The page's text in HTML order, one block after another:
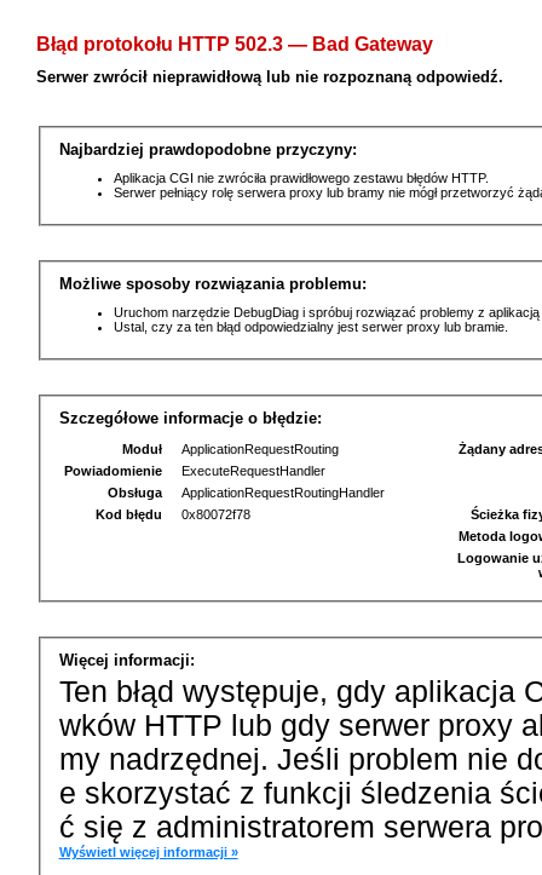
Błąd protokołu HTTP 502.3 — Bad Gateway
Serwer zwrócił nieprawidłową lub nie rozpoznaną odpowiedź.
Najbardziej prawdopodobne przyczyny:
Aplikacja CGI nie zwróciła prawidłowego zestawu błędów HTTP.
Serwer pełniący rolę serwera proxy lub bramy nie mógł przetworzyć
Możliwe sposoby rozwiązania problemu:
Uruchom narzędzie DebugDiag i spróbuj rozwiązać problemy z
Ustal, czy za ten błąd odpowiedzialny jest serwer proxy lub bramie.
Szczegółowe informacje o błędzie:
Moduł
ApplicationRequestRouting
Powiadomienie
ExecuteRequestHandler
Obsługa
ApplicationRequestRoutingHandler
Kod błędu
0x80072f78
Żądany
Ścieżka
Metoda
Logowanie
Więcej informacji:
Ten błąd występuje, gdy aplikacja
wków HTTP lub gdy serwer proxy
my nadrzędnej. Jeśli problem nie
e skorzystać z funkcji śledzenia
ć się z administratorem serwera
Wyświetl więcej informacji »